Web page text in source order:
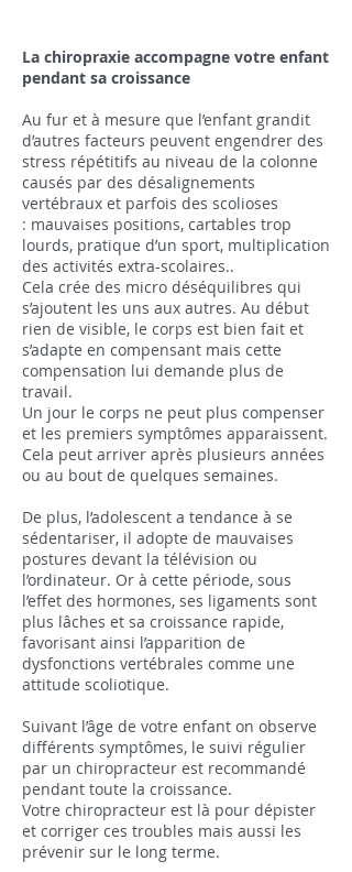
La chiropraxie accompagne votre enfant
pendant sa croissance
Au fur et à mesure que l’enfant grandit
d’autres facteurs peuvent engendrer des
stress répétitifs au niveau de la colonne
causés par des désalignements
vertébraux et parfois des scolioses
: mauvaises positions, cartables trop
lourds, pratique d’un sport, multiplication
des activités extra-scolaires..
Cela crée des micro déséquilibres qui
s’ajoutent les uns aux autres. Au début
rien de visible, le corps est bien fait et
s’adapte en compensant mais cette
compensation lui demande plus de
travail.
Un jour le corps ne peut plus compenser
et les premiers symptômes apparaissent.
Cela peut arriver après plusieurs années
ou au bout de quelques semaines.
De plus, l’adolescent a tendance à se
sédentariser, il adopte de mauvaises
postures devant la télévision ou
l’ordinateur. Or à cette période, sous
l’effet des hormones, ses ligaments sont
plus lâches et sa croissance rapide,
favorisant ainsi l’apparition de
dysfonctions vertébrales comme une
attitude scoliotique.
Suivant l’âge de votre enfant on observe
différents symptômes, le suivi régulier
par un chiropracteur est recommandé
pendant toute la croissance.
Votre chiropracteur est là pour dépister
et corriger ces troubles mais aussi les
prévenir sur le long terme.